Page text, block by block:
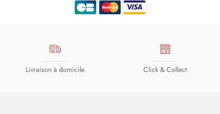
Livraison à domicile Click & Collect